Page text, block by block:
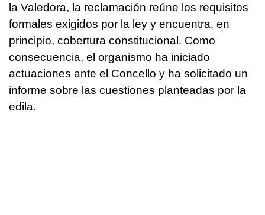
la Valedora, la reclamación reúne los requisitos
formales exigidos por la ley y encuentra, en
principio, cobertura constitucional. Como
consecuencia, el organismo ha iniciado
actuaciones ante el Concello y ha solicitado un
informe sobre las cuestiones planteadas por la
edila.